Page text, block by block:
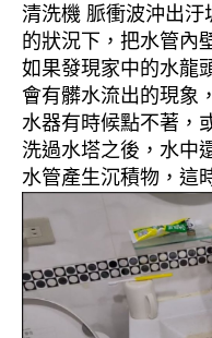
清洗機 脈衝波沖出汙
的狀況下，把水管內
如果發現家中的水龍
會有髒水流出的現象
水器有時候點不著，
洗過水塔之後，水中
水管產生沉積物，這